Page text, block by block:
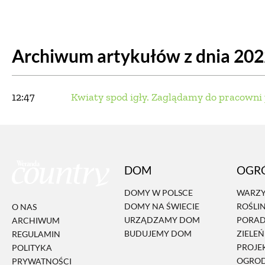
Archiwum artykułów z dnia
12:47 Kwiaty spod igły. Zaglądamy do
O NAS
ARCHIWUM
REGULAMIN
POLITYKA
PRYWATNOŚCI
DOM
DOMY W POLSCE
DOMY NA ŚWIECIE
URZĄDZAMY DOM
BUDUJEMY DOM
OGRÓD
DANIA